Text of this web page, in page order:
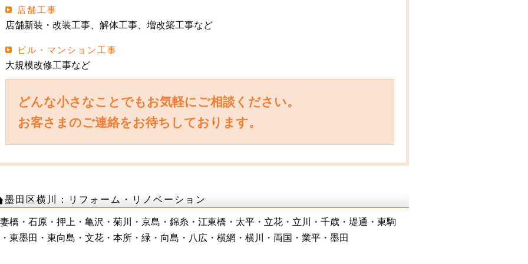
店舗工事
店舗新装・改装工事、解体工事、増改築工事など
ビル・マンション工事
大規模改修工事など
どんな小さなことでもお気軽にご相談ください。
お客さまのご連絡をお待ちしております。
墨田区横川：リフォーム・リノベーション
橋・石原・押上・亀沢・菊川・京島・錦糸・江東橋・太平・立花・立川・千歳・堤通・東駒
東墨田・東向島・文花・本所・緑・向島・八広・横網・横川・両国・業平・墨田